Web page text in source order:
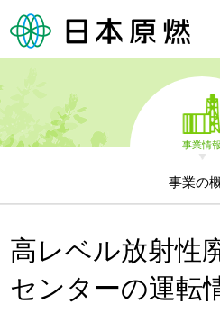
事業情報
事業の
高レベル放射性
センターの運転